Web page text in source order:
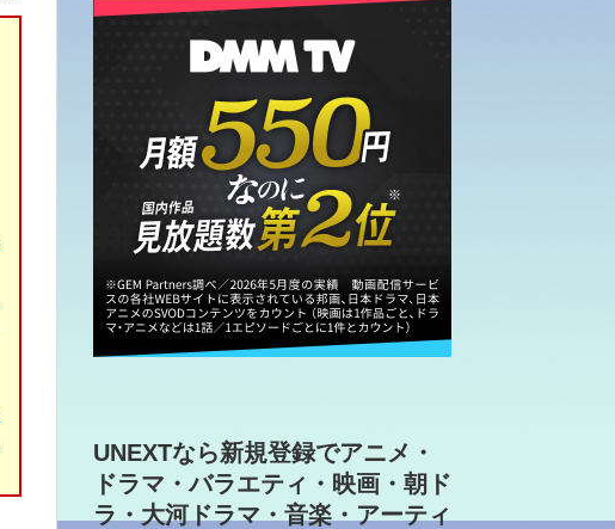
UNEXTなら新規登録でアニメ・
ドラマ・バラエティ・映画・朝ド
ラ・大河ドラマ・音楽・アーティ